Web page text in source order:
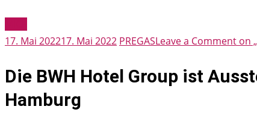
17. Mai 202217. Mai 2022 PREGASLeave a Comment on
Die BWH Hotel Group ist
Hamburg